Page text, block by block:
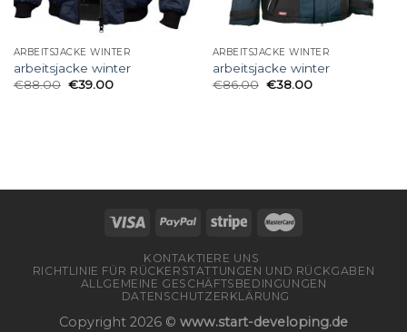
ARBEITSJACKE WINTER
arbeitsjacke winter
€88.00 €39.00
ARBEITSJACKE WINTER
arbeitsjacke winter
€86.00 €38.00
KONTAKTIERE UNS
RICHTLINIE FÜR RÜCKERSTATTUNGEN UND RÜCKGABEN
ALLGEMEINE GESCHÄFTSBEDINGUNGEN
DATENSCHUTZERKLÄRUNG
Copyright 2026 © www.start-developing.de